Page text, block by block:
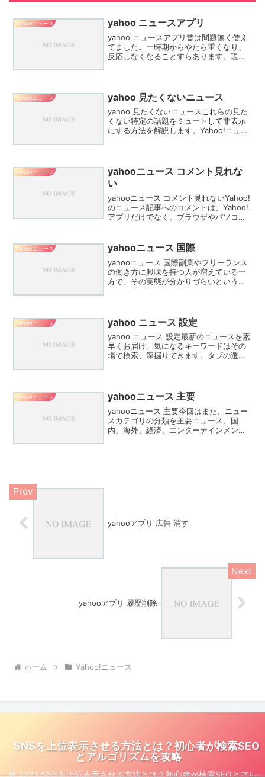
Yahoo!ニュース yahoo ニュースアプリ
yahoo ニュースアプリ昔は問題無く使え
てました。一時期からやたら重くなり、
反応しなくなることすらあります。現在
動を見せま...
Yahoo!ニュース yahoo 見たくないニュース
yahoo 見たくないニュースこれらの見た
くない特定の話題をミュートして非表示
にする方法を解説します。Yahoo!ニュー
のを、もう目...
Yahoo!ニュース
yahooニュース コメント見れな
い
yahooニュース コメント見れないYahoo!
のニュース記事へのコメントは、Yahoo!
アプリだけでなく、ブラウザやパソコン
法がありませんとメッセージが出るので
再...
Yahoo!ニュース yahooニュース 国際
yahooニュース 国際副業やフリーランス
の働き方に興味を持つ人が増えている一
方で、その実態が分かりづらいという声
える課題や希望を少...
Yahoo!ニュース yahoo ニュース 設定
yahoo ニュース 設定最新のニュースを素
早くお届け。気になるキーワードはその
場で検索、深掘りできます。タブの選
ホーム画面を下へス...
Yahoo!ニュース yahooニュース 主要
yahooニュース 主要今回はまた、ニュー
スカテゴリの分類を主要ニュース、国
内、海外、経済、エンターテインメン
yahooアプリ 広告 消す
yahooアプリ 履歴削除
ホーム Yahoo!ニュース
SNSを上位表示させる方法とは？初心者が検索SEO
とアルゴリズムを攻略
© 2023 SNSを上位表示させる方法とは？初心者が検索SEOとアル